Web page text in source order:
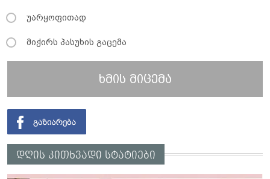
უარყოფითად
მიჭირს პასუხის გაცემა
ხმის მიცემა
დღის კითხვადი სტატიები